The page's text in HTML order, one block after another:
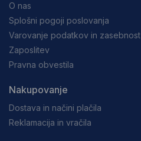
O nas
Splošni pogoji poslovanja
Varovanje podatkov in zasebnost
Zaposlitev
Pravna obvestila
Nakupovanje
Dostava in načini plačila
Reklamacija in vračila